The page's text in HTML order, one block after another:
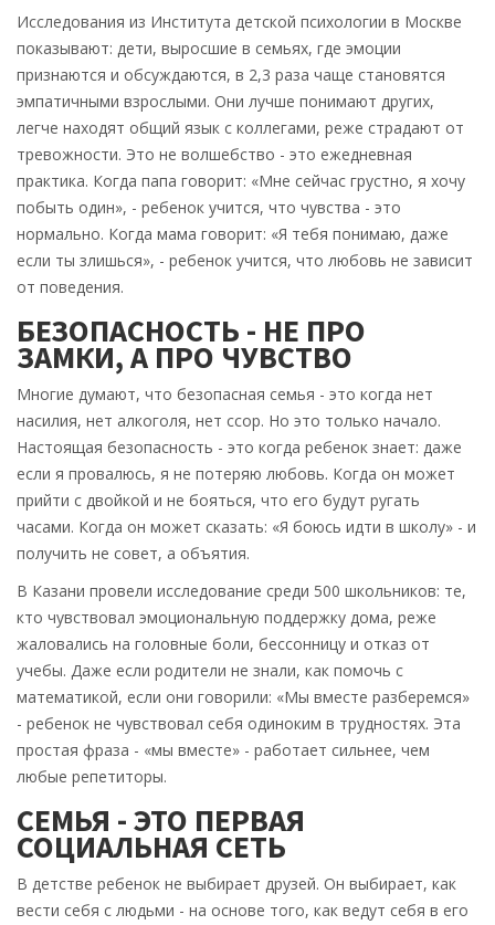
Исследования из Института детской психологии в Москве
показывают: дети, выросшие в семьях, где эмоции
признаются и обсуждаются, в 2,3 раза чаще становятся
эмпатичными взрослыми. Они лучше понимают других,
легче находят общий язык с коллегами, реже страдают от
тревожности. Это не волшебство - это ежедневная
практика. Когда папа говорит: «Мне сейчас грустно, я хочу
побыть один», - ребенок учится, что чувства - это
нормально. Когда мама говорит: «Я тебя понимаю, даже
если ты злишься», - ребенок учится, что любовь не зависит
от поведения.
БЕЗОПАСНОСТЬ - НЕ ПРО
ЗАМКИ, А ПРО ЧУВСТВО
Многие думают, что безопасная семья - это когда нет
насилия, нет алкоголя, нет ссор. Но это только начало.
Настоящая безопасность - это когда ребенок знает: даже
если я провалюсь, я не потеряю любовь. Когда он может
прийти с двойкой и не бояться, что его будут ругать
часами. Когда он может сказать: «Я боюсь идти в школу» - и
получить не совет, а объятия.
В Казани провели исследование среди 500 школьников: те,
кто чувствовал эмоциональную поддержку дома, реже
жаловались на головные боли, бессонницу и отказ от
учебы. Даже если родители не знали, как помочь с
математикой, если они говорили: «Мы вместе разберемся»
- ребенок не чувствовал себя одиноким в трудностях. Эта
простая фраза - «мы вместе» - работает сильнее, чем
любые репетиторы.
СЕМЬЯ - ЭТО ПЕРВАЯ
СОЦИАЛЬНАЯ СЕТЬ
В детстве ребенок не выбирает друзей. Он выбирает, как
вести себя с людьми - на основе того, как ведут себя в его